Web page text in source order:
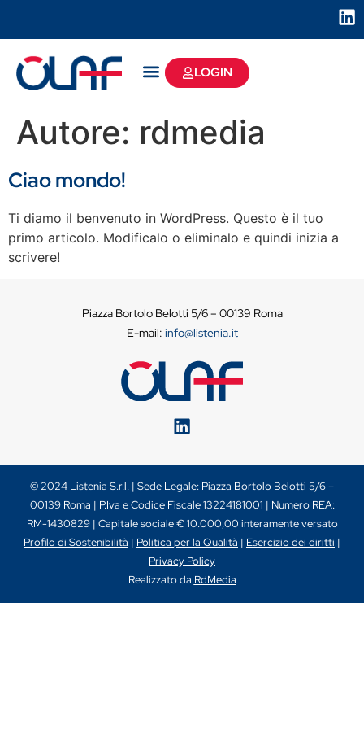
LOGIN
Autore: rdmedia
Ciao mondo!
Ti diamo il benvenuto in WordPress. Questo è il tuo
primo articolo. Modificalo o eliminalo e quindi inizia a
scrivere!
Piazza Bortolo Belotti 5/6 – 00139 Roma
E-mail: info@listenia.it
© 2024 Listenia S.r.l. | Sede Legale: Piazza Bortolo Belotti 5/6 –
00139 Roma | P.Iva e Codice Fiscale 13224181001 | Numero REA:
RM-1430829 | Capitale sociale € 10.000,00 interamente versato
Profilo di Sostenibilità | Politica per la Qualità | Esercizio dei diritti |
Privacy Policy
Realizzato da RdMedia